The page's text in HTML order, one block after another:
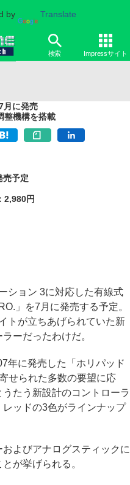
by Translate
検索 Impressサイト
月に発売
整機構を搭載
売予定
2,980円
ション 3に対応した有線式
」を7月に発売する予定。
トが立ちあげられていた新
ーだったわけだ。
年に発売した「ホリパッド
せられた多数の要望に応
たう新設計のコントローラ
ッドの3色がラインナップ
よびアナログスティックに
が挙げられる。